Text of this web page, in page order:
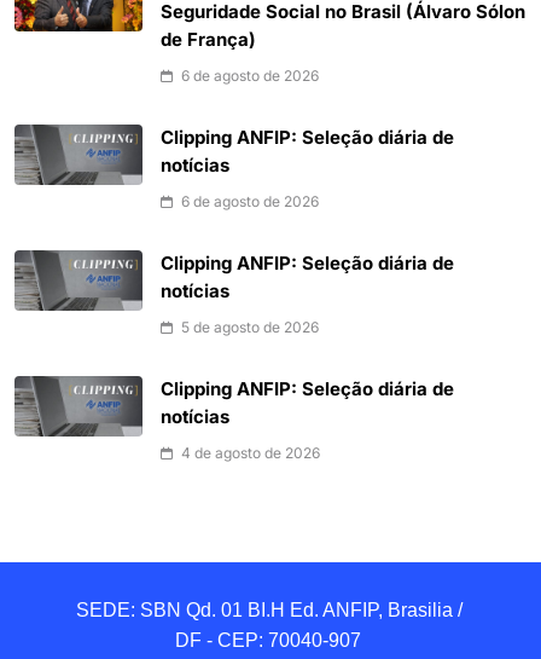
Seguridade Social no Brasil (Álvaro Sólon
de França)
6 de agosto de 2026
Clipping ANFIP: Seleção diária de
notícias
6 de agosto de 2026
Clipping ANFIP: Seleção diária de
notícias
5 de agosto de 2026
Clipping ANFIP: Seleção diária de
notícias
4 de agosto de 2026
SEDE: SBN Qd. 01 BI.H Ed. ANFIP, Brasilia /
DF - CEP: 70040-907